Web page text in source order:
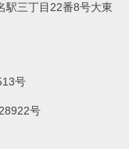
駅三丁目22番8号大東
号
号